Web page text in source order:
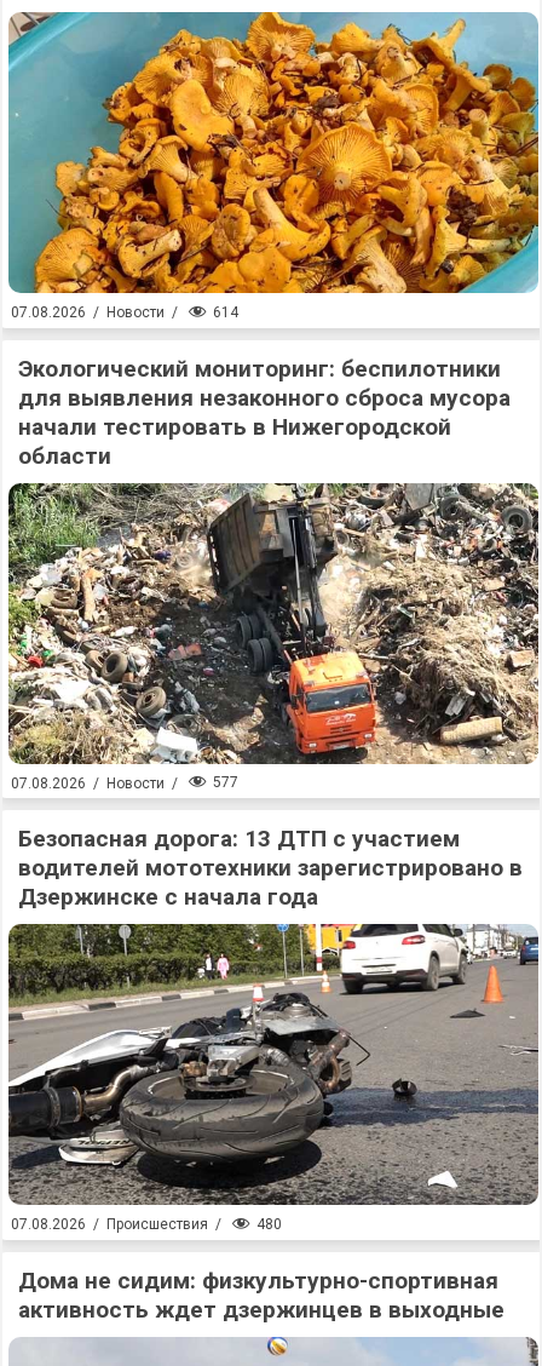
07.08.2026 / Новости / 614
Экологический мониторинг: беспилотники
для выявления незаконного сброса мусора
начали тестировать в Нижегородской
области
07.08.2026 / Новости / 577
Безопасная дорога: 13 ДТП с участием
водителей мототехники зарегистрировано в
Дзержинске с начала года
07.08.2026 / Происшествия / 480
Дома не сидим: физкультурно-спортивная
активность ждет дзержинцев в выходные